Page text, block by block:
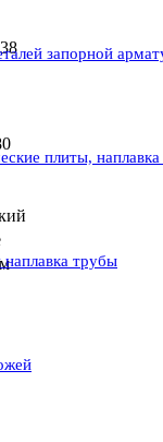
запорной
плиты,
трубы